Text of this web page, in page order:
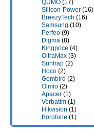
QUMO (17)
Silicon-Power (16)
BreezyTech (16)
Samsung (10)
Perfeo (9)
Digma (8)
Kingprice (4)
OltraMax (3)
Suntrap (2)
Hoco (2)
Gembird (2)
Olmio (2)
Apacer (1)
Verbatim (1)
Hikvision (1)
Borofone (1)